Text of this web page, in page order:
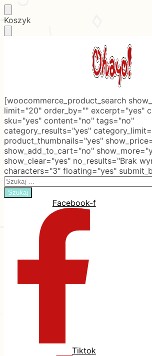
Skip
to
Skip
to
Koszyk
[woocommerce_product_search
limit="20" order_by="" excerpt="yes"
sku="yes" content="no" tags="no"
category_results="yes"
product_thumbnails="yes"
show_add_to_cart="no"
show_clear="yes" no_results="Brak
characters="3" floating="yes"
Search
for:
Facebook-f
Tiktok